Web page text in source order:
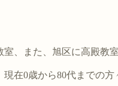
、また、旭区に高殿教
在0歳から80代までの方